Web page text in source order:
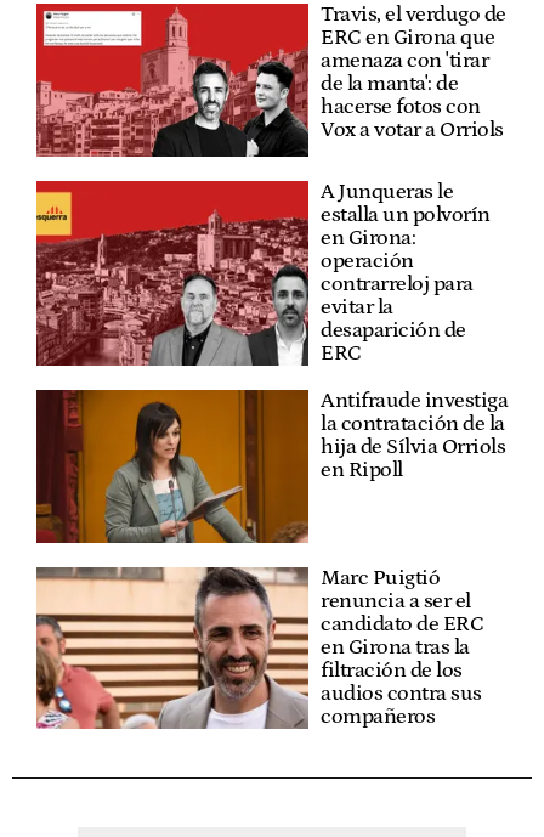
Travis, el verdugo de
ERC en Girona que
amenaza con 'tirar
de la manta': de
hacerse fotos con
Vox a votar a Orriols
A Junqueras le
estalla un polvorín
en Girona:
operación
contrarreloj para
evitar la
desaparición de
ERC
Antifraude investiga
la contratación de la
hija de Sílvia Orriols
en Ripoll
Marc Puigtió
renuncia a ser el
candidato de ERC
en Girona tras la
filtración de los
audios contra sus
compañeros